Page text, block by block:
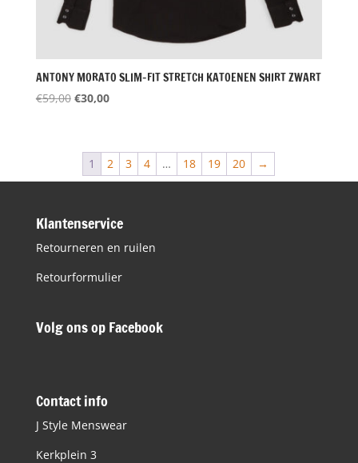
ANTONY MORATO SLIM-FIT STRETCH KATOENEN SHIRT ZWART
€59,00 Oorspronkelijke
€59,00.
€30,00Huidige
€30,00.
1 2 3 4 … 18 19 20 →
Klantenservice
Retourneren en ruilen
Retourformulier
Volg ons op Facebook
Contact info
J Style Menswear
Kerkplein 3